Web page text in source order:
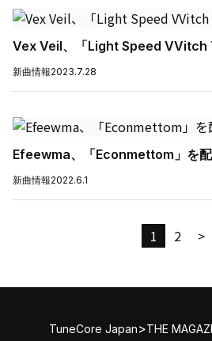
Vex Veil、「Light Speed VVitch
新曲情報2023.7.28
Efeewma、「Econmettom」を
新曲情報2022.6.1
1 2 >
TuneCore Japan>THE